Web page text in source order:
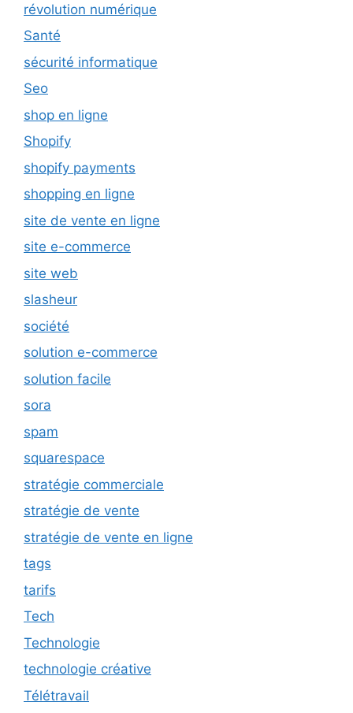
révolution numérique
Santé
sécurité informatique
Seo
shop en ligne
Shopify
shopify payments
shopping en ligne
site de vente en ligne
site e-commerce
site web
slasheur
société
solution e-commerce
solution facile
sora
spam
squarespace
stratégie commerciale
stratégie de vente
stratégie de vente en ligne
tags
tarifs
Tech
Technologie
technologie créative
Télétravail